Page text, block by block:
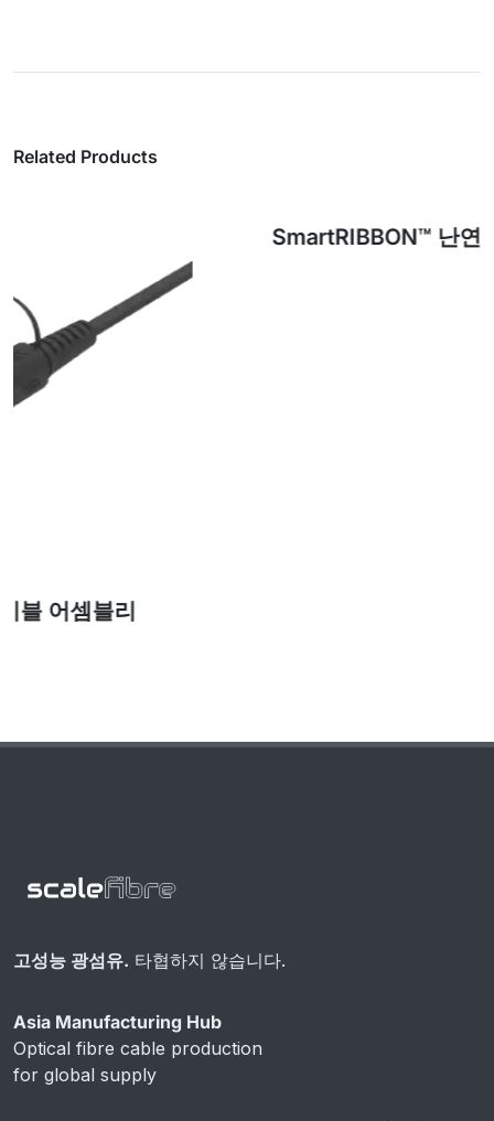
Related Products
SmartRIBBON™ 난연성 광섬유 케이블
고성능 광섬유. 타협하지 않습니다.
Asia Manufacturing Hub
Optical fibre cable production
for global supply